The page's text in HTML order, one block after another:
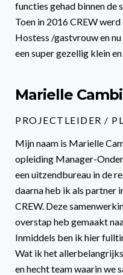
functies gehad binnen de
Toen in 2016 CREW
Hostess /gastvrouw en
een super gezellig klein
Marielle
PROJECTLEIDER /
Mijn naam is Marielle
opleiding Manager-
een uitzendbureau in de
daarna heb ik als partner
CREW. Deze
overstap heb gemaakt
Inmiddels ben ik hier
Wat ik het
en hecht team waarin we